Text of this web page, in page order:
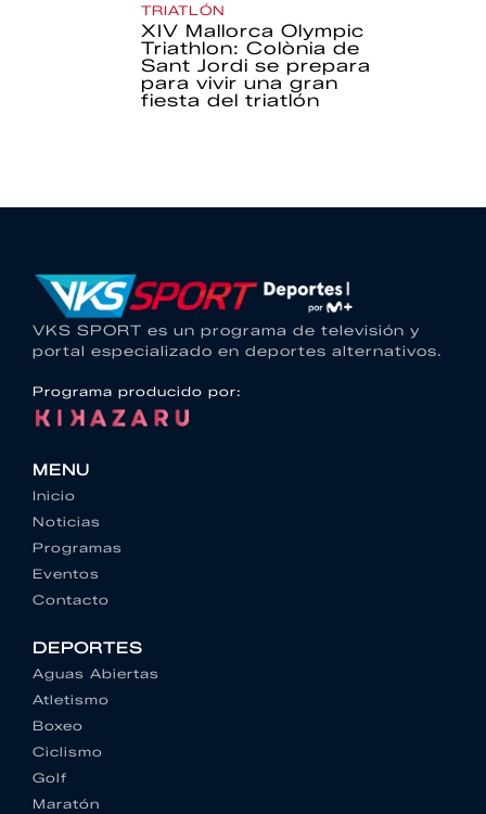
TRIATLÓN
XIV Mallorca Olympic
Triathlon: Colònia de
Sant Jordi se prepara
para vivir una gran
fiesta del triatlón
VKS SPORT es un programa de televisión y
portal especializado en deportes alternativos.
Programa producido por:
MENU
Inicio
Noticias
Programas
Eventos
Contacto
DEPORTES
Aguas Abiertas
Atletismo
Boxeo
Ciclismo
Golf
Maratón